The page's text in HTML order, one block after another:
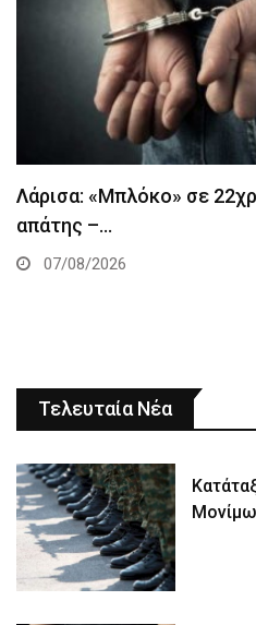
Λάρισα: «Μπλόκο» σε
απάτης –…
07/08/2026
Τελευταία Νέα